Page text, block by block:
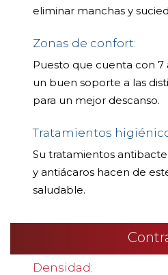
eliminar manchas y
Zonas de confort:
Puesto que cuenta con
un buen soporte a las
para un mejor descanso.
Tratamientos
Su tratamientos
y antiácaros hacen de
saludable.
Densidad: